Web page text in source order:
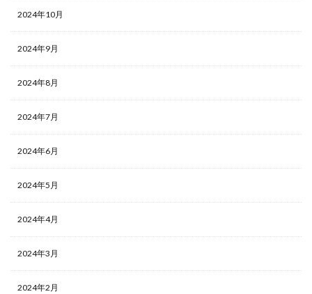
2024年10月
2024年9月
2024年8月
2024年7月
2024年6月
2024年5月
2024年4月
2024年3月
2024年2月